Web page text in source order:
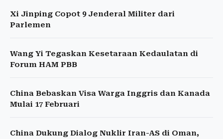
Xi Jinping Copot 9 Jenderal Militer dari
Parlemen
Wang Yi Tegaskan Kesetaraan Kedaulatan di
Forum HAM PBB
China Bebaskan Visa Warga Inggris dan Kanada
Mulai 17 Februari
China Dukung Dialog Nuklir Iran-AS di Oman,